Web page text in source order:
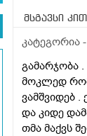
მსგავსი
კატეგორია -
გამარჯობა
მოკლედ
ვამშვიდებ
და კიდე
თმა მაქვს